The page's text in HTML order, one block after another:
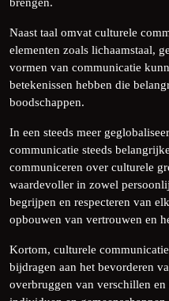
Naast taal omvat culturele
elementen zoals lichaamstaal,
vormen van communicatie
betekenissen hebben die
boodschappen.
In een steeds meer
communicatie steeds
communiceren over culturele
waardevoller in zowel
begrijpen en respecteren van
opbouwen van vertrouwen en
Kortom, culturele
bijdragen aan het bevorderen
overbruggen van verschillen en